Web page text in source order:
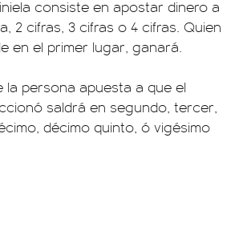
consiste en apostar dinero a
2 cifras, 3 cifras o 4 cifras. Quien
en el primer lugar, ganará.
la persona apuesta a que el
saldrá en segundo, tercer,
décimo quinto, ó vigésimo